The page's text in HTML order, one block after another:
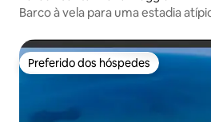
Barco à vela para uma estadia
Preferido dos hóspedes
Preferido dos hóspedes